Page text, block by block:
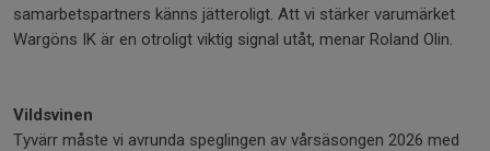
samarbetspartners känns jätteroligt. Att vi stärker varumärket
Wargöns IK är en otroligt viktig signal utåt, menar Roland Olin.
Vildsvinen
Tyvärr måste vi avrunda speglingen av vårsäsongen 2026 med